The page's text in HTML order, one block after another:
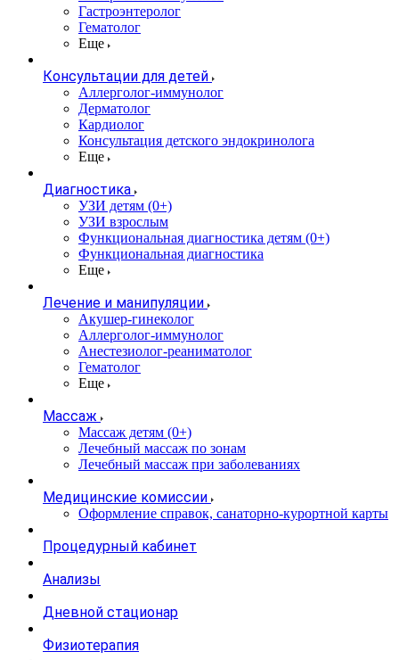
Гастроэнтеролог
Гематолог
Еще
Консультации для детей
Аллерголог-иммунолог
Дерматолог
Кардиолог
Консультация детского эндокринолога
Еще
Диагностика
УЗИ детям (0+)
УЗИ взрослым
Функциональная диагностика детям (0+)
Функциональная диагностика
Еще
Лечение и манипуляции
Акушер-гинеколог
Аллерголог-иммунолог
Анестезиолог-реаниматолог
Гематолог
Еще
Массаж
Массаж детям (0+)
Лечебный массаж по зонам
Лечебный массаж при заболеваниях
Медицинские комиссии
Оформление справок, санаторно-курортной карты
Процедурный кабинет
Анализы
Дневной стационар
Физиотерапия